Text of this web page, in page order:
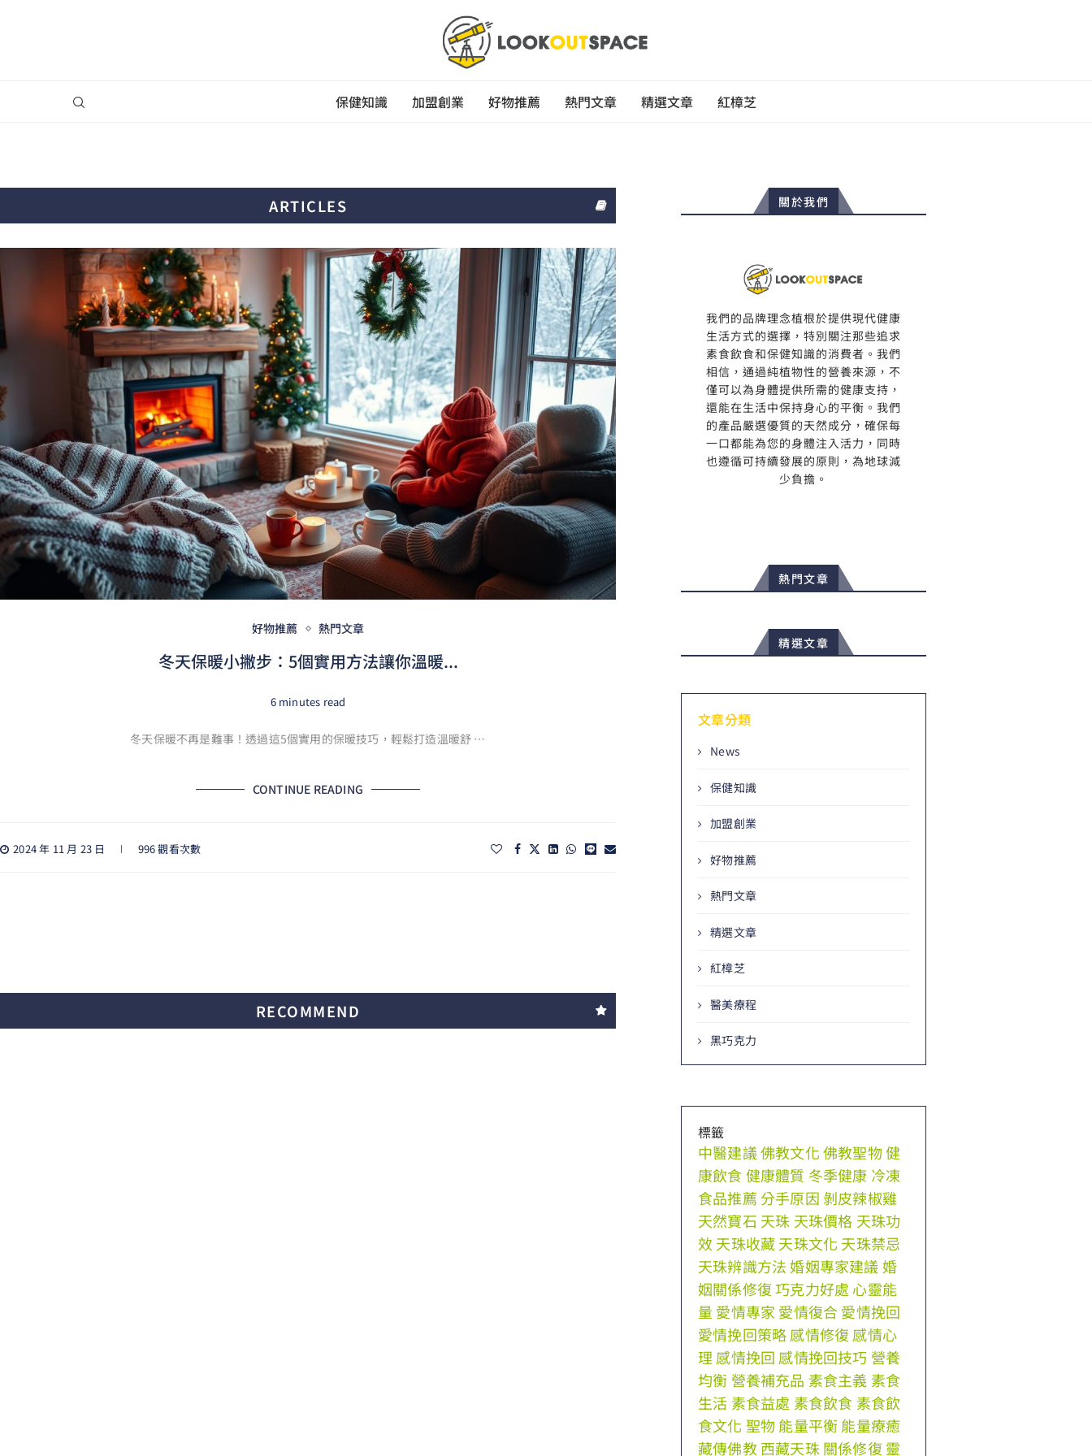
保健知識 加盟創業 好物推薦 熱門文章 精選文章 紅樟芝
ARTICLES
好物推薦 熱門文章
冬天保暖小撇步：5個實用方法讓你溫暖...
6 minutes read
冬天保暖不再是難事！透過這5個實用的保暖技巧，輕鬆打造溫暖舒 …
CONTINUE READING
2024 年 11 月 23 日 996 觀看次數
RECOMMEND
關於我們
我們的品牌理念植根於提供現代健康
生活方式的選擇，特別關注那些追求
素食飲食和保健知識的消費者。我們
相信，通過純植物性的營養來源，不
僅可以為身體提供所需的健康支持，
還能在生活中保持身心的平衡。我們
的產品嚴選優質的天然成分，確保每
一口都能為您的身體注入活力，同時
也遵循可持續發展的原則，為地球減
少負擔。
熱門文章
精選文章
文章分類
News
保健知識
加盟創業
好物推薦
熱門文章
精選文章
紅樟芝
醫美療程
黑巧克力
標籤
中醫建議佛教文化佛教聖物健
康飲食 健康體質 冬季健康 冷凍
食品推薦分手原因剝皮辣椒雞
天然寶石 天珠 天珠價格 天珠功
效天珠收藏天珠文化 天珠禁忌
天珠辨識方法 婚姻專家建議婚
姻關係修復 巧克力好處 心靈能
量 愛情專家愛情復合愛情挽回
愛情挽回策略感情修復 感情心
理感情挽回 感情挽回技巧 營養
均衡 營養補充品 素食主義 素食
生活 素食益處 素食飲食 素食飲
食文化 聖物能量平衡能量療癒
藏傳佛教西藏天珠關係修復 靈